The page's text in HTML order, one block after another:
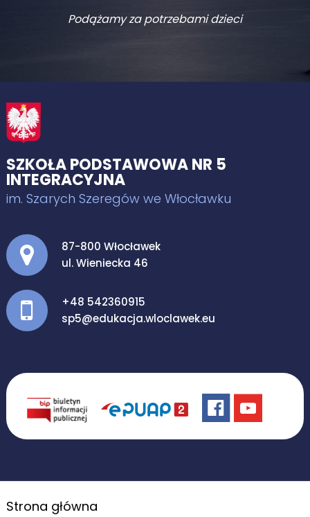
Podążamy za potrzebami dzieci
SZKOŁA PODSTAWOWA NR 5
INTEGRACYJNA
im. Szarych Szeregów we Włocławku
Adres pocztowy:
87-800 Włocławek
ul. Wieniecka 46
+48 542360915
sp5@edukacja.wloclawek.eu
Strona główna